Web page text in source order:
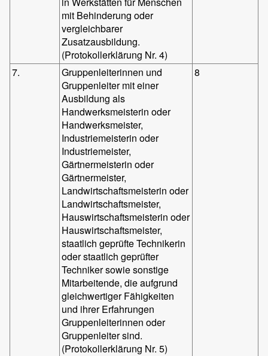
mit Behinderung oder
vergleichbarer
Zusatzausbildung.
(Protokollerklärung Nr. 4)
7.
Gruppenleiterinnen und
Gruppenleiter mit einer
Ausbildung als
Handwerksmeisterin oder
Handwerksmeister,
Industriemeisterin oder
Industriemeister,
Gärtnermeisterin oder
Gärtnermeister,
Landwirtschaftsmeisterin oder
Landwirtschaftsmeister,
Hauswirtschaftsmeisterin oder
Hauswirtschaftsmeister,
staatlich geprüfte Technikerin
oder staatlich geprüfter
Techniker sowie sonstige
Mitarbeitende, die aufgrund
gleichwertiger Fähigkeiten
und ihrer Erfahrungen
Gruppenleiterinnen oder
Gruppenleiter sind.
(Protokollerklärung Nr. 5)
8